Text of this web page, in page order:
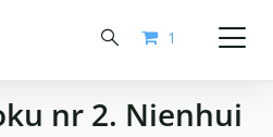
1
nr 2. Nienhui